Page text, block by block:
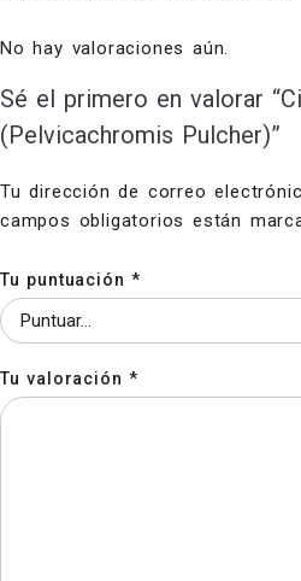
No hay valoraciones aún.
Sé el primero en valorar
(Pelvicachromis Pulcher)”
Tu dirección de correo
campos obligatorios están
Tu puntuación*
Tu valoración*